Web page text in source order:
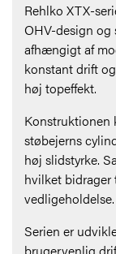
Rehlko XTX-
OHV-design og
afhængigt af
konstant drift
høj topeffekt.
Konstruktionen
støbejerns
høj slidstyrke.
hvilket
vedligeholdelse.
Serien er